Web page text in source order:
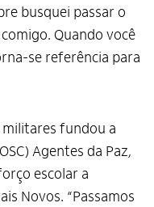
busquei passar o
Quando você
se referência para
fundou a
Agentes da Paz,
escolar a
Novos. “Passamos